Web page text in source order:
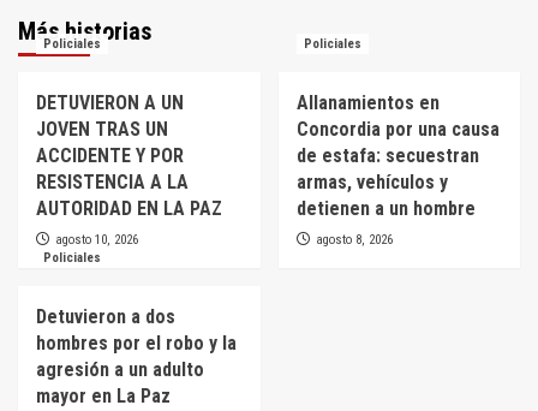
Más historias
Policiales
DETUVIERON A UN
JOVEN TRAS UN
ACCIDENTE Y POR
RESISTENCIA A LA
AUTORIDAD EN LA PAZ
agosto 10, 2026
Policiales
Allanamientos en
Concordia por una causa
de estafa: secuestran
armas, vehículos y
detienen a un hombre
agosto 8, 2026
Policiales
Detuvieron a dos
hombres por el robo y la
agresión a un adulto
mayor en La Paz